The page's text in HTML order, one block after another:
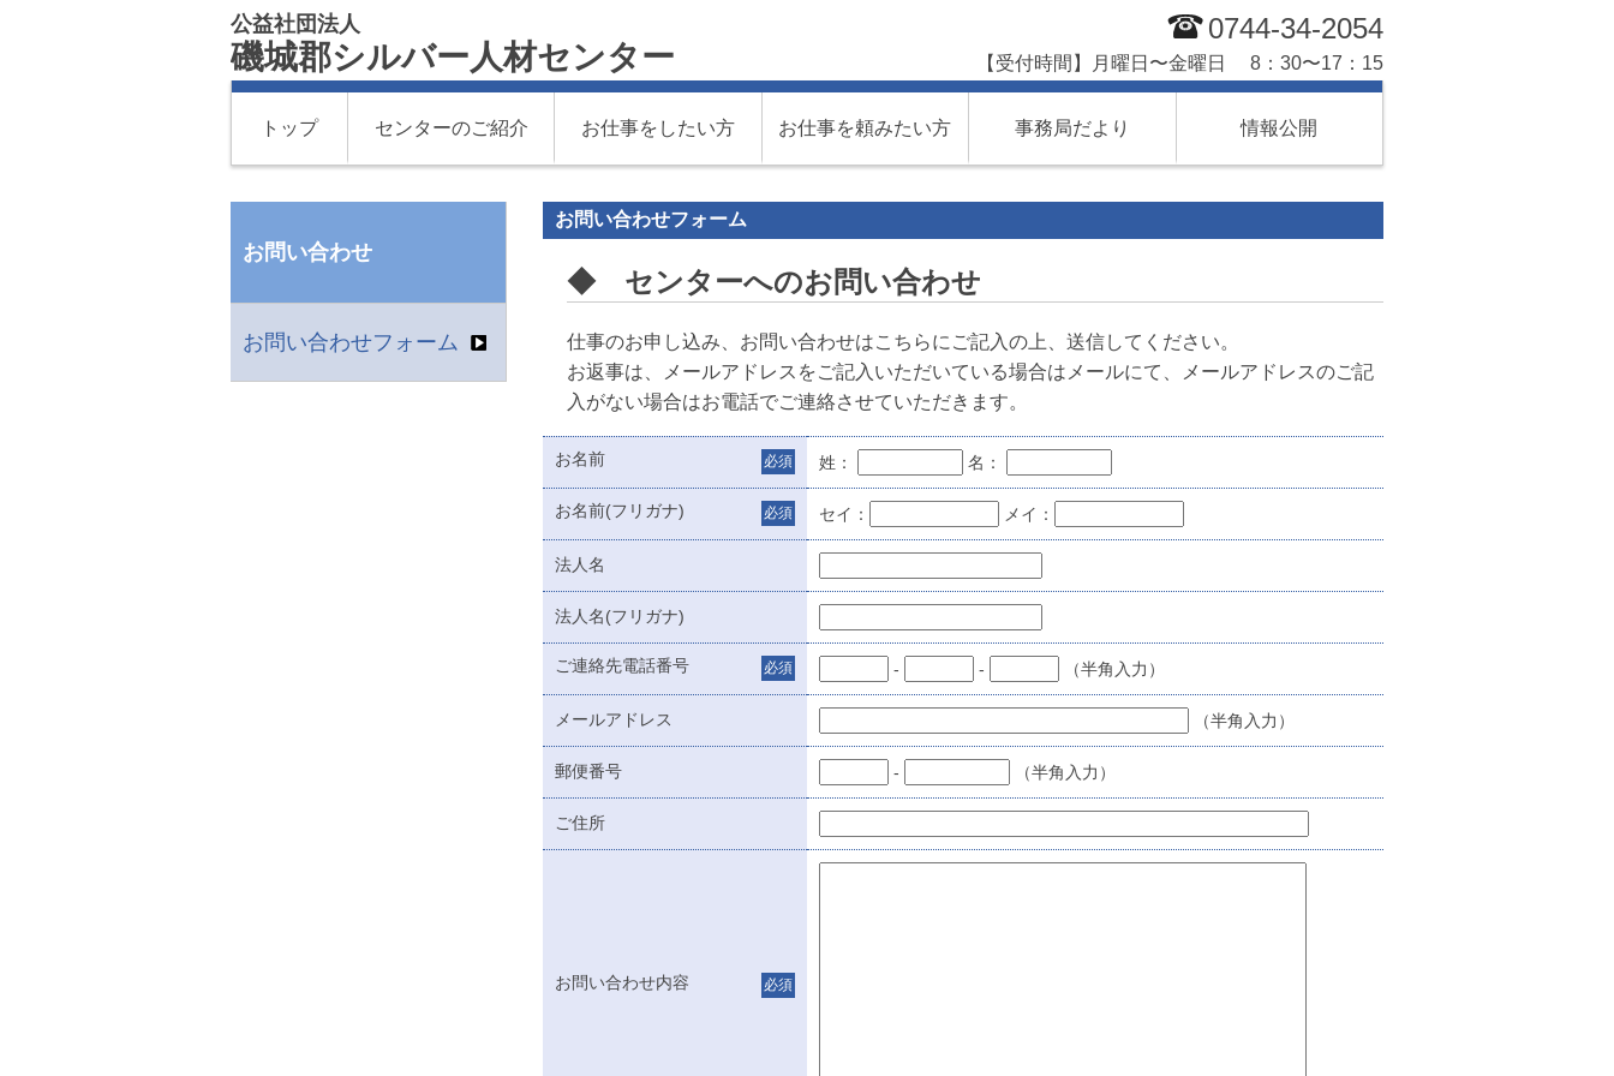
公益社団法人
磯城郡シルバー人材センター
0744-34-2054
【受付時間】月曜日〜金曜日 8：30〜17：15
トップ センターのご紹介 お仕事をしたい方 お仕事を頼みたい方 事務局だより 情報公開
お問い合わせフォーム
◆ センターへのお問い合わせ
仕事のお申し込み、お問い合わせはこちらにご記入の上、送信してください。
お返事は、メールアドレスをご記入いただいている場合はメールにて、メールアドレスのご記
入がない場合はお電話でご連絡させていただきます。
お名前 必須 姓： 名：
お名前(フリガナ) 必須 セイ： メイ：
法人名
法人名(フリガナ)
ご連絡先電話番号 必須 - - （半角入力）
メールアドレス （半角入力）
郵便番号 - （半角入力）
ご住所
お問い合わせ内容 必須
お問い合わせ
お問い合わせフォーム